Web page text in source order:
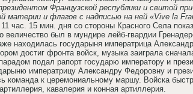
Французской республики и свитой
материи и флагов с надписью на ней «Vive la
час. 15 мин. дня со стороны Красного Села
величество был в мундире лейб-гвардии
находилась государыня императрица
достиг фронта войск, музыка заиграла
подал рапорт государю императору и
императрицу Александру Федоровну и
команда к церемониальному маршу. Войска
кавалерия и конная артиллерия.